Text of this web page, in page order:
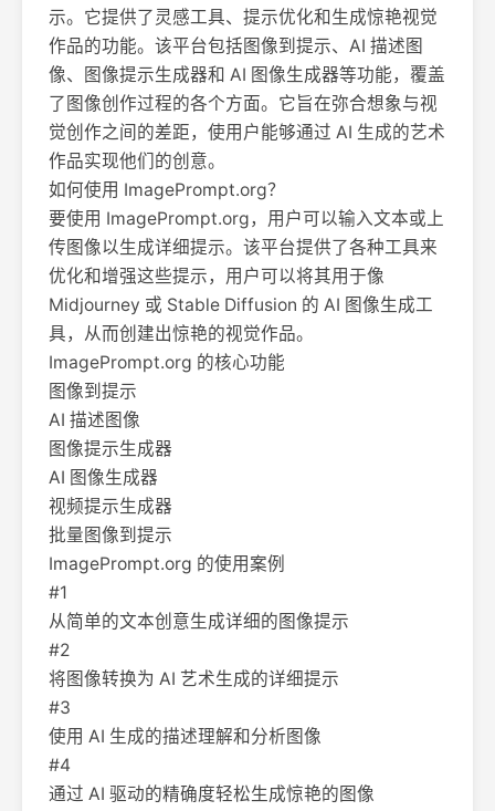
示。它提供了灵感工具、提示优化和生成惊艳视觉
作品的功能。该平台包括图像到提示、AI 描述图
像、图像提示生成器和 AI 图像生成器等功能，覆盖
了图像创作过程的各个方面。它旨在弥合想象与视
觉创作之间的差距，使用户能够通过 AI 生成的艺术
作品实现他们的创意。
如何使用 ImagePrompt.org？
要使用 ImagePrompt.org，用户可以输入文本或上
传图像以生成详细提示。该平台提供了各种工具来
优化和增强这些提示，用户可以将其用于像
Midjourney 或 Stable Diffusion 的 AI 图像生成工
具，从而创建出惊艳的视觉作品。
ImagePrompt.org 的核心功能
图像到提示
AI 描述图像
图像提示生成器
AI 图像生成器
视频提示生成器
批量图像到提示
ImagePrompt.org 的使用案例
#1
从简单的文本创意生成详细的图像提示
#2
将图像转换为 AI 艺术生成的详细提示
#3
使用 AI 生成的描述理解和分析图像
#4
通过 AI 驱动的精确度轻松生成惊艳的图像